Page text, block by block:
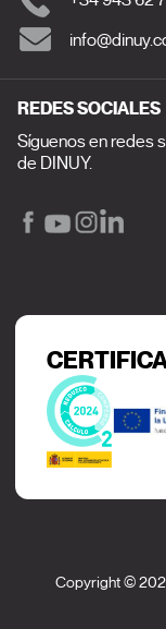
REDES SOCIALES
Síguenos en redes
de DINUY.
Copyright ©